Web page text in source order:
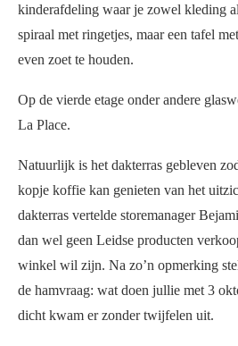
kinderafdeling waar je zowel kleding
spiraal met ringetjes, maar een tafel
even zoet te houden.
Op de vierde etage onder andere
La Place.
Natuurlijk is het dakterras gebleven
kopje koffie kan genieten van het
dakterras vertelde storemanager
dan wel geen Leidse producten
winkel wil zijn. Na zo’n opmerking
de hamvraag: wat doen jullie met 3
dicht kwam er zonder twijfelen uit.